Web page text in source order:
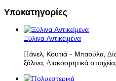
Υποκατηγορίες
Ξύλινα Αντικείμενα
Πάνελ, Κουτιά - Μπαούλα,
ξύλινα, Διακοσμητικά